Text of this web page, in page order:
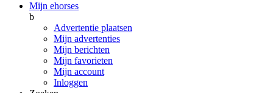
Mijn ehorses
b
Advertentie plaatsen
Mijn advertenties
Mijn berichten
Mijn favorieten
Mijn account
Inloggen